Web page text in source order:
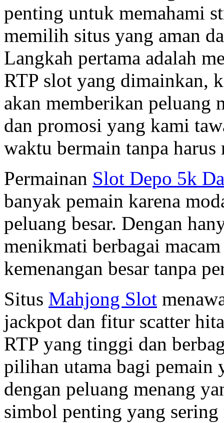
penting untuk memahami
memilih situs yang aman
Langkah pertama adalah
RTP slot yang dimainkan,
akan memberikan peluang
dan promosi yang kami
waktu bermain tanpa
Permainan Slot Depo 5k
banyak pemain karena
peluang besar. Dengan
menikmati berbagai
kemenangan besar tanpa
Situs Mahjong Slot
jackpot dan fitur scatter
RTP yang tinggi dan
pilihan utama bagi
dengan peluang menang
simbol penting yang sering